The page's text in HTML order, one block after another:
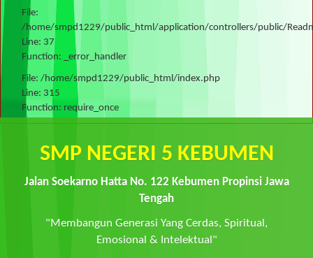
File:
/home/smpd1229/public_html/application/controllers/public/
Line: 37
Function: _error_handler
File: /home/smpd1229/public_html/index.php
Line: 315
Function: require_once
SMP NEGERI 5 KEBUMEN
Jalan Soekarno Hatta No. 122 Kebumen Propinsi Jawa
Tengah
"Membangun Generasi Yang Cerdas, Spiritual,
Emosional & Intelektual"